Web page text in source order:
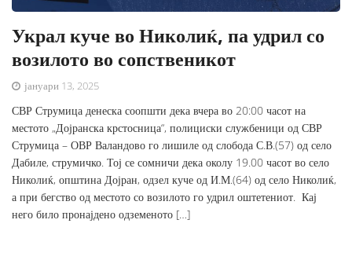
Украл куче во Николиќ, па удрил со
возилото во сопственикот
јануари 13, 2025
СВР Струмица денеска соопшти дека вчера во 20:00 часот на
местото „Дојранска крстосница“, полициски службеници од СВР
Струмица – ОВР Валандово го лишиле од слобода С.В.(57) од село
Дабиле, струмичко. Тој се сомничи дека околу 19.00 часот во село
Николиќ, општина Дојран, одзел куче од И.М.(64) од село Николиќ,
а при бегство од местото со возилото го удрил оштетениот. Кај
него било пронајдено одземеното […]